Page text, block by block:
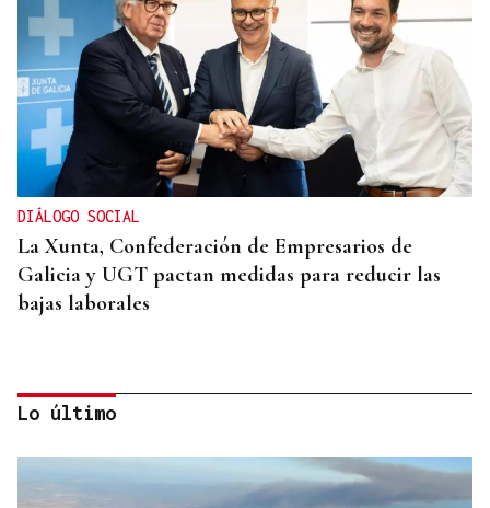
DIÁLOGO SOCIAL
La Xunta, Confederación de Empresarios de
Galicia y UGT pactan medidas para reducir las
bajas laborales
Lo último